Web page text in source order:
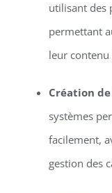
utilisant des
permettant
leur contenu
Création
systèmes
facilement,
gestion des